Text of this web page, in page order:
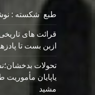
طبع شکسته :
قرائت های
ازبن بست تا
تحولات
یاپایان مأموریت
مشید